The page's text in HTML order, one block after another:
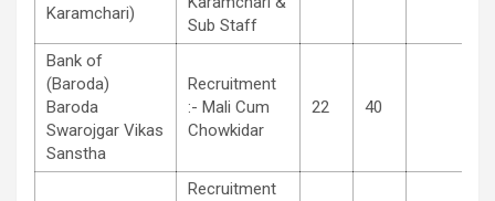
Karamchari)
Sub Staff
Bank of
(Baroda)
Baroda
Swarojgar Vikas
Sanstha
Recruitment
:- Mali Cum
Chowkidar
22 40
Recruitment